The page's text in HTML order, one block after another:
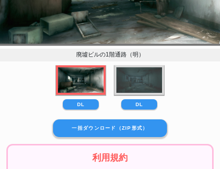
廃墟ビルの1階通路（明）
DL DL
一括ダウンロード（ZIP形式）
利用規約